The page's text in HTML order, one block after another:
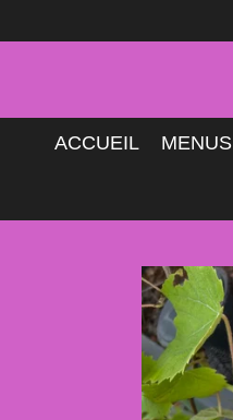
au
ACCUEIL MENUS